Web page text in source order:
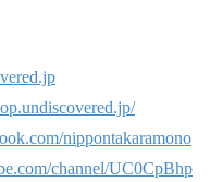
nippontakaramono
channel/UC0CpBhp